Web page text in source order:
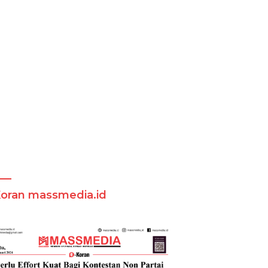
massmedia.id